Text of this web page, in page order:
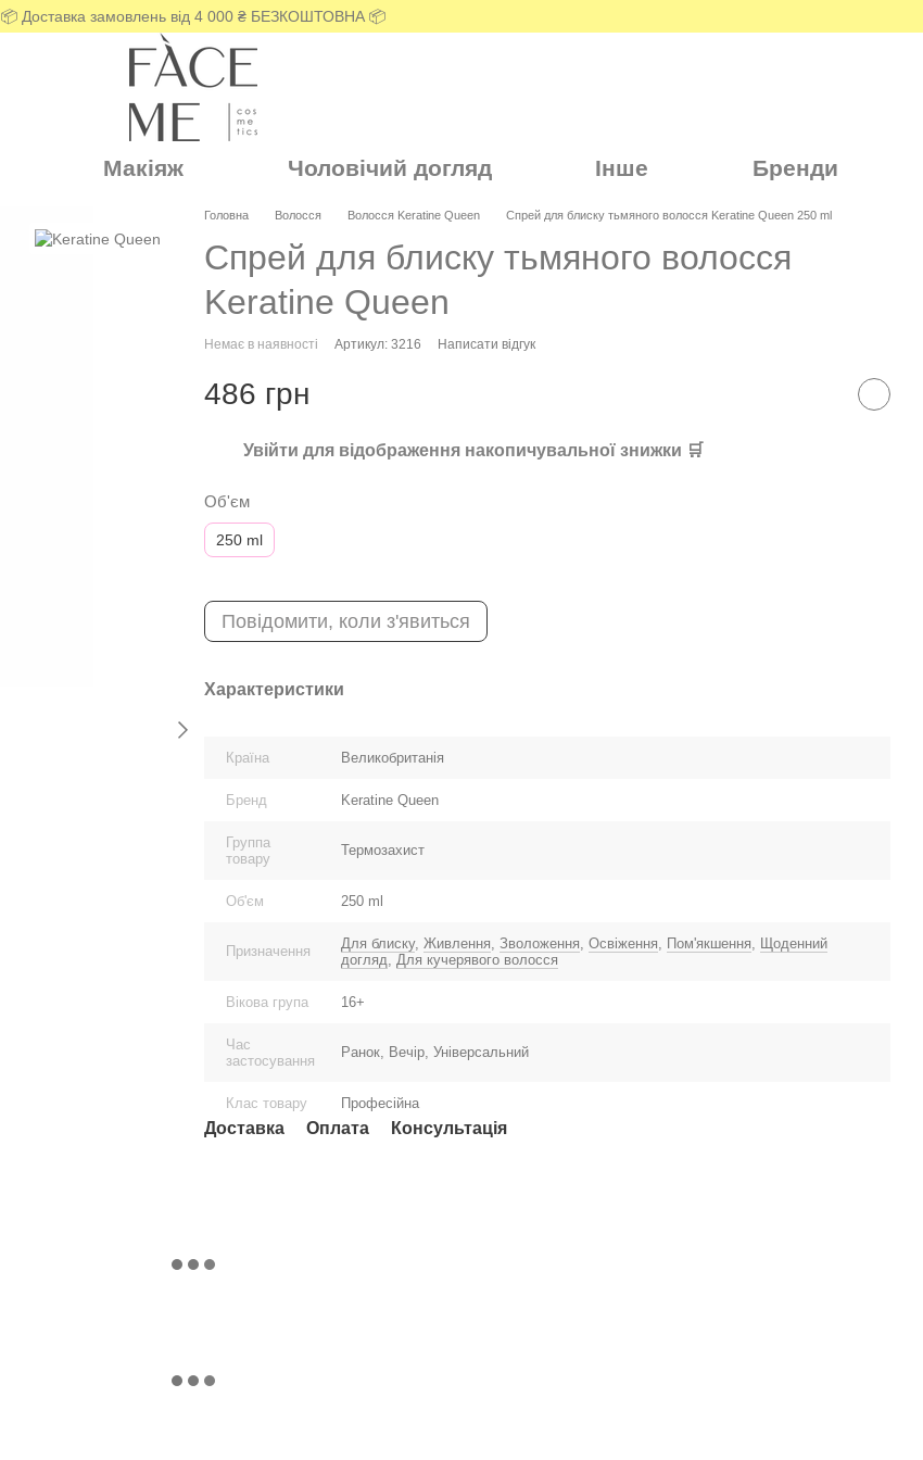
📦 Доставка замовлень від 4 000 ₴ БЕЗКОШТОВНА 📦
Макіяж Чоловічий догляд Інше Бренди
Головна Волосся Волосся Keratine Queen Спрей для блиску тьмяного волосся Keratine Queen 250 ml
Спрей для блиску тьмяного волосся
Keratine Queen
Немає в наявності Артикул: 3216 Написати відгук
486 грн
Увійти для відображення накопичувальної знижки 🛒
Об'єм
250 ml
Повідомити, коли з'явиться
Характеристики
Країна Великобританія
Бренд Keratine Queen
Группа
товару
Термозахист
Об'єм 250 ml
Призначення Для блиску, Живлення, Зволоження, Освіження, Пом'якшення, Щоденний
догляд, Для кучерявого волосся
Вікова група 16+
Час
застосування
Ранок, Вечір, Універсальний
Клас товару Професійна
Доставка Оплата Консультація